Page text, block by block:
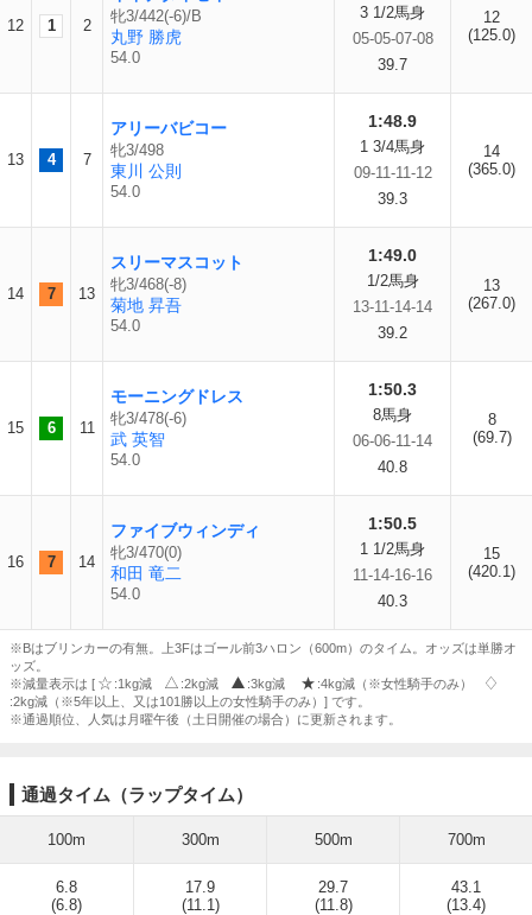
12 1 2
牝3/442(-6)/B
丸野 勝虎
54.0
3 1/2馬身
05-05-07-08
39.7
12
(125.0)
13 4 7
アリーバビコー
牝3/498
東川 公則
54.0
1:48.9
1 3/4馬身
09-11-11-12
39.3
14
(365.0)
14 7 13
スリーマスコット
牝3/468(-8)
菊地 昇吾
54.0
1:49.0
1/2馬身
13-11-14-14
39.2
13
(267.0)
15 6 11
モーニングドレス
牝3/478(-6)
武 英智
54.0
1:50.3
8馬身
06-06-11-14
40.8
8
(69.7)
16 7 14
ファイブウィンディ
牝3/470(0)
和田 竜二
54.0
1:50.5
1 1/2馬身
11-14-16-16
40.3
15
(420.1)
※Bはブリンカーの有無。上3Fはゴール前3ハロン（600m）のタイム。オッズは単勝オ
ッズ。
※減量表示は [
:1kg減 :2kg減 :3kg減
:4kg減（※女性騎手のみ）
:2kg減（※5年以上、又は101勝以上の女性騎手のみ）] です。
※通過順位、人気は月曜午後（土日開催の場合）に更新されます。
通過タイム（ラップタイム）
100m 300m 500m 700m
6.8
(6.8)
17.9
(11.1)
29.7
(11.8)
43.1
(13.4)